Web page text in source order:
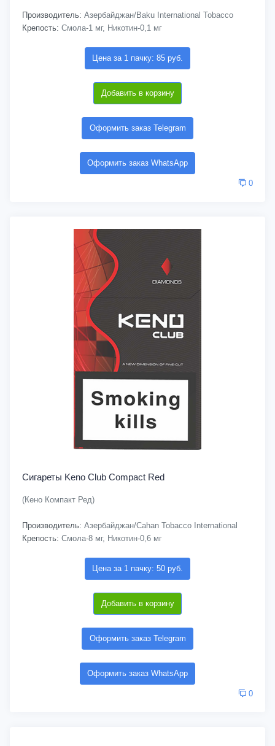
Производитель: Азербайджан/Baku International Tobacco
Крепость: Смола-1 мг, Никотин-0,1 мг
Цена за 1 пачку: 85 руб.
Добавить в корзину
Оформить заказ Telegram
Оформить заказ WhatsApp
0
Сигареты Keno Club Compact Red
(Кено Компакт Ред)
Производитель: Азербайджан/Cahan Tobacco International
Крепость: Смола-8 мг, Никотин-0,6 мг
Цена за 1 пачку: 50 руб.
Добавить в корзину
Оформить заказ Telegram
Оформить заказ WhatsApp
0